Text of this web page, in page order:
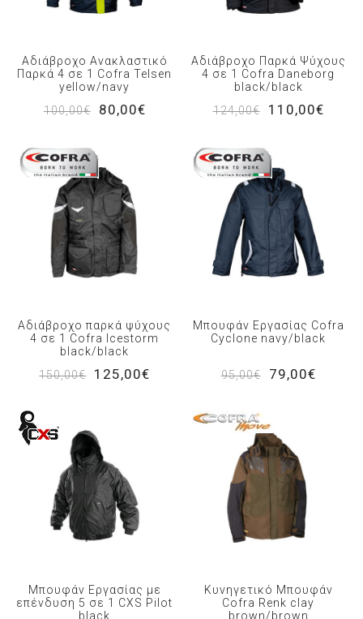
Αδιάβροχο Ανακλαστικό
Παρκά 4 σε 1 Cofra Telsen
yellow/navy
100,00€
80,00€
Αδιάβροχο Παρκά Ψύχους
4 σε 1 Cofra Daneborg
black/black
124,00€
110,00€
Αδιάβροχο παρκά ψύχους
4 σε 1 Cofra Icestorm
black/black
150,00€
125,00€
Μπουφάν Εργασίας Cofra
Cyclone navy/black
95,00€ 79,00€
Μπουφάν Εργασίας με
επένδυση 5 σε 1 CXS Pilot
black
Κυνηγετικό Μπουφάν
Cofra Renk clay
brown/brown